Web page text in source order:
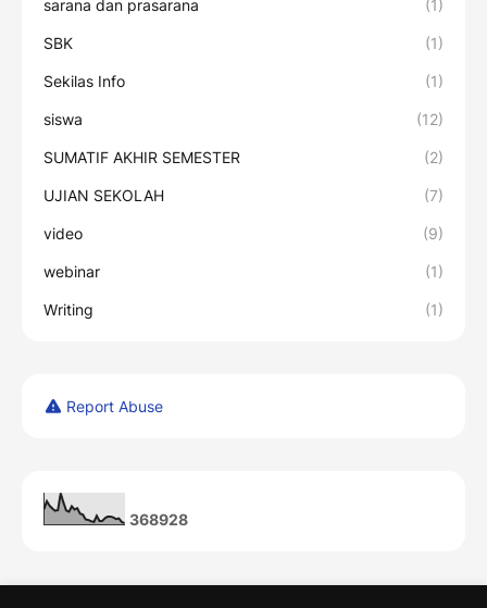
sarana dan prasarana (1)
SBK (1)
Sekilas Info (1)
siswa (12)
SUMATIF AKHIR SEMESTER (2)
UJIAN SEKOLAH (7)
video (9)
webinar (1)
Writing (1)
Report Abuse
368928